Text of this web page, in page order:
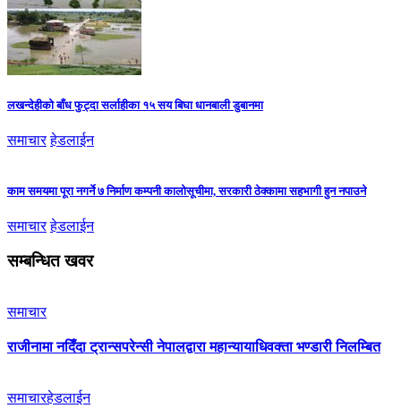
लखन्देहीको बाँध फुट्दा सर्लाहीका १५ सय बिघा धानबाली डुबानमा
समाचार हेडलाईन
काम समयमा पूरा नगर्ने ७ निर्माण कम्पनी कालोसूचीमा, सरकारी ठेक्कामा सहभागी हुन नपाउने
समाचार हेडलाईन
सम्बन्धित खवर
समाचार
राजीनामा नदिँदा ट्रान्सपरेन्सी नेपालद्वारा महान्यायाधिवक्ता भण्डारी निलम्बित
समाचारहेडलाईन